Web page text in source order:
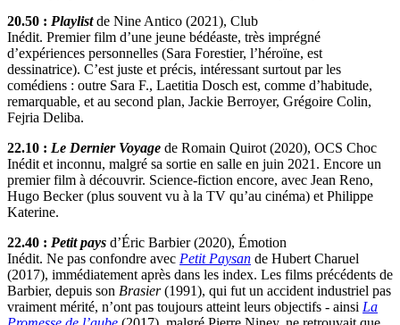
20.50 : Playlist de Nine Antico (2021), Club
Inédit. Premier film d’une jeune bédéaste, très imprégné
d’expériences personnelles (Sara Forestier, l’héroïne, est
dessinatrice). C’est juste et précis, intéressant surtout par les
comédiens : outre Sara F., Laetitia Dosch est, comme d’habitude,
remarquable, et au second plan, Jackie Berroyer, Grégoire Colin,
Fejria Deliba.
22.10 : Le Dernier Voyage de Romain Quirot (2020), OCS Choc
Inédit et inconnu, malgré sa sortie en salle en juin 2021. Encore un
premier film à découvrir. Science-fiction encore, avec Jean Reno,
Hugo Becker (plus souvent vu à la TV qu’au cinéma) et Philippe
Katerine.
22.40 : Petit pays d’Éric Barbier (2020), Émotion
Inédit. Ne pas confondre avec Petit Paysan de Hubert Charuel
(2017), immédiatement après dans les index. Les films précédents de
Barbier, depuis son Brasier(1991), qui fut un accident industriel pas
vraiment mérité, n’ont pas toujours atteint leurs objectifs - ainsi La